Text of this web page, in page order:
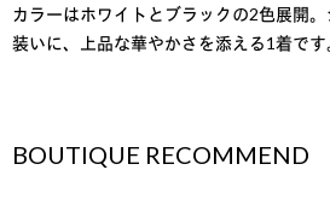
カラーはホワイトとブラックの2色展開
装いに、上品な華やかさを添える1着です
BOUTIQUE RECOMMEND